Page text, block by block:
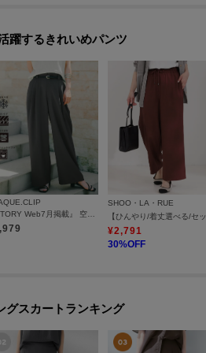
躍するきれいめパンツ
『STORY Web7月掲載』 空気パンツ《接触冷感／UVケア／吸水速乾／防シワ／洗濯機OK》
SHOO・LA・RUE
¥2,791
30%OFF
グスカートランキング